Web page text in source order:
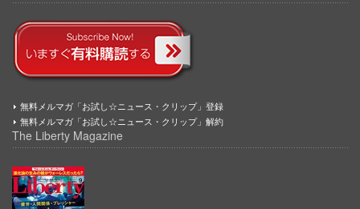
無料メルマガ「お試し☆ニュース・クリップ」登録
無料メルマガ「お試し☆ニュース・クリップ」解約
The Liberty Magazine